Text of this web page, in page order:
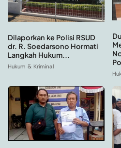
Dilaporkan ke Polisi RSUD
dr. R. Soedarsono Hormati
Langkah Hukum...
Hukum & Kriminal